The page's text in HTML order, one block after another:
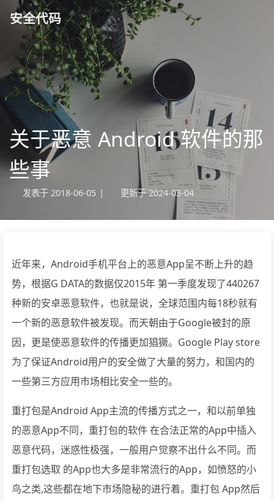
安全代码
关于恶意 Android 软件的那
些事
发表于 2018-06-05 | 更新于 2024-03-04
近年来，Android手机平台上的恶意App呈不断上升的趋
势，根据G DATA的数据仅2015年 第一季度发现了440267
种新的安卓恶意软件，也就是说，全球范围内每18秒就有
一个新的恶意软件被发现。而天朝由于Google被封的原
因，更是使恶意软件的传播更加猖獗。Google Play store
为了保证Android用户的安全做了大量的努力，和国内的
一些第三方应用市场相比安全一些的。
重打包是Android App主流的传播方式之一，和以前单独
的恶意App不同，重打包的软件 在合法正常的App中插入
恶意代码，迷惑性极强，一般用户觉察不出什么不同。而
重打包选取 的App也大多是非常流行的App，如愤怒的小
鸟之类,这些都在地下市场隐秘的进行着。重打包 App然后